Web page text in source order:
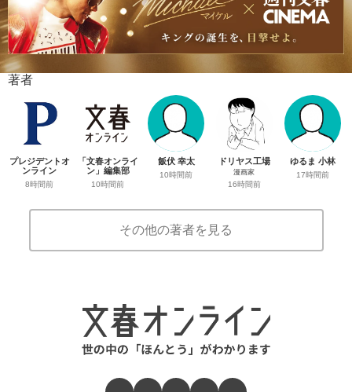
著者
プレジデントオ
ンライン
8時間前
「文春オンライ
ン」編集部
10時間前
飯伏 幸太
10時間前
ドリヤス工場
漫画家
16時間前
ゆるま 小林
17時間前
その他の著者を見る